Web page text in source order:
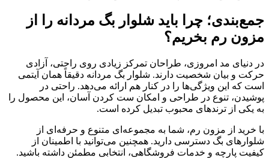
جمع‌بندی؛ چرا باید شلوار بگ مردانه را از
مزون رم بخریم؟
در دنیای مد امروزی، طراحان تمرکز زیادی روی راحتی، آزادی
حرکت و بیان شخصیت دارند. شلوار بگ مردانه دقیقاً همان آیتمی
است که این ویژگی‌ها را در کنار هم ارائه می‌دهد. راحتی در
پوشیدن، تنوع در طراحی و امکان ست کردن آسان، این محصول را
به یکی از ترندهای محبوب تبدیل کرده است.
با خرید از مزون رم، شما به مجموعه‌ای متنوع و حرفه‌ای از
شلوارهای بگ دسترسی دارید. همچنین می‌توانید با اطمینان از
کیفیت پارچه و خدمات فروشگاهی، انتخابی مطمئن داشته باشید.